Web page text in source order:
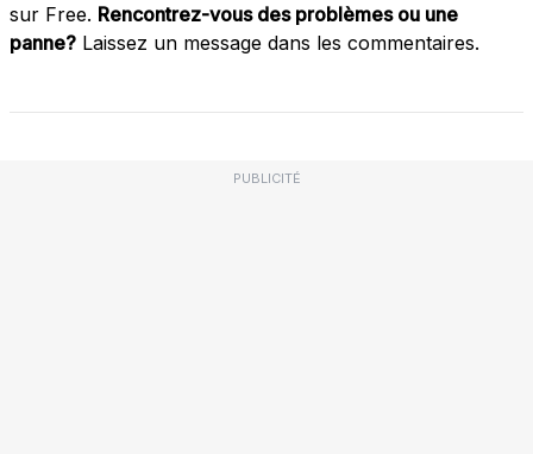
sur Free. Rencontrez-vous des problèmes ou une
panne? Laissez un message dans les commentaires.
PUBLICITÉ